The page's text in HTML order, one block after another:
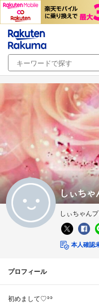
しぃち
しぃちゃん
本人確認
プロフィール
初めまして♡ʾʾ